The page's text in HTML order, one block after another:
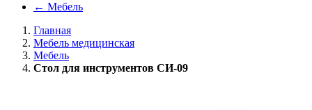
← Мебель
Главная
Мебель медицинская
Мебель
Стол для инструментов СИ-09